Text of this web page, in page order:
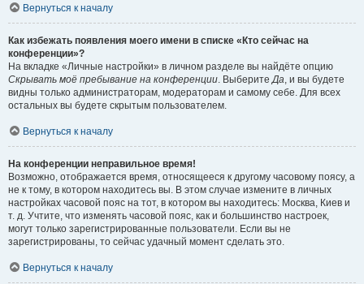
Вернуться к началу
Как избежать появления моего имени в списке «Кто сейчас на
конференции»?
На вкладке «Личные настройки» в личном разделе вы найдёте опцию
Скрывать моё пребывание на конференции. ВыберитеДа, и вы будете
видны только администраторам, модераторам и самому себе. Для всех
остальных вы будете скрытым пользователем.
Вернуться к началу
На конференции неправильное время!
Возможно, отображается время, относящееся к другому часовому поясу, а
не к тому, в котором находитесь вы. В этом случае измените в личных
настройках часовой пояс на тот, в котором вы находитесь: Москва, Киев и
т. д. Учтите, что изменять часовой пояс, как и большинство настроек,
могут только зарегистрированные пользователи. Если вы не
зарегистрированы, то сейчас удачный момент сделать это.
Вернуться к началу